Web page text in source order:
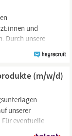
und
Durch unsere
Zugang
(m/w/d)
unserer
eventuelle
Kontakt: